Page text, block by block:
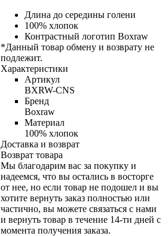
Длина до середины голени
100% хлопок
Контрастный логотип Boxraw
*Данный товар обмену и возврату не
подлежит.
Характеристики
Артикул
BXRW-CNS
Бренд
Boxraw
Материал
100% хлопок
Доставка и возврат
Возврат товара
Мы благодарим вас за покупку и
надеемся, что вы остались в восторге
от нее, но если товар не подошел и вы
хотите вернуть заказ полностью или
частично, вы можете связаться с нами
и вернуть товар в течение 14-ти дней с
момента получения заказа.